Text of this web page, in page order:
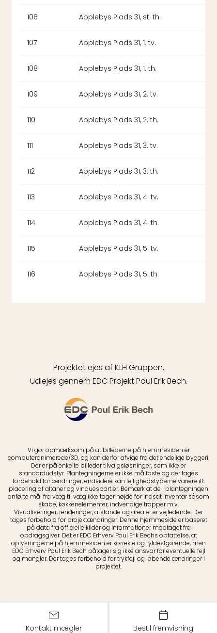
106 Applebys Plads 31, st. th.
107 Applebys Plads 31, 1. tv.
108 Applebys Plads 31, 1. th.
109 Applebys Plads 31, 2. tv.
110 Applebys Plads 31, 2. th.
111 Applebys Plads 31, 3. tv.
112 Applebys Plads 31, 3. th.
113 Applebys Plads 31, 4. tv.
114 Applebys Plads 31, 4. th.
115 Applebys Plads 31, 5. tv.
116 Applebys Plads 31, 5. th.
Kontakt mægler Bestil fremvisning
Projektet ejes af KLH Gruppen.
Udlejes gennem EDC Projekt Poul Erik Bech.
Vi gør opmærksom på at billederne på hjemmesiden er
computeranimerede/3D, og kan derfor afvige fra det endelige byggeri.
Der er på enkelte billeder tilvalgsløsninger, som ikke er
standardudstyr. Plantegningerne er ikke målfaste og der tages
forbehold for ændringer, endvidere kan lejlighedstyperne variere ift.
placering af altaner og vinduespartier. Bemærk at de i plantegningen
anførte mål fra væg til væg ikke tager højde for indsat inventar såsom
skabe, køkkenelementer, indvendige trapper m.v.
Visualiseringer, renderinger, afstande og arealer er vejledende. Der
tages forbehold for projektændringer. Denne hjemmeside er baseret
på data fra officielle kilder og informationer modtaget fra
opdragsgiver. Det er EDC Erhverv Poul Erik Bechs opfattelse, at
oplysningerne på hjemmesiden er korrekte og fyldestgørende, men
EDC Erhverv Poul Erik Bech påtager sig ikke ansvar for eventuelle fejl
og mangler. Der tages forbehold for trykfejl og løbende ændringer i
projektet.